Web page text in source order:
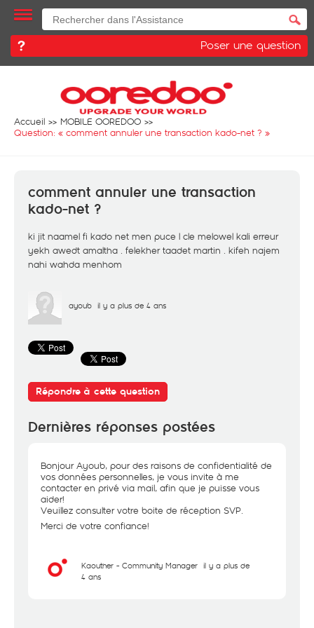
Poser une question
Accueil
MOBILE OOREDOO
Question: « comment annuler une transaction kado-net ? »
comment annuler une transaction
kado-net ?
ki jit naamel fi kado net men puce l cle melowel kali erreur
yekh awedt amaltha . felekher taadet martin . kifeh najem
nahi wahda menhom
ayoub il y a plus de 4 ans
Répondre à cette question
Dernières réponses postées
Bonjour Ayoub, pour des raisons de confidentialité de
vos données personnelles, je vous invite à me
contacter en privé via mail, afin que je puisse vous
aider!
Veuillez consulter votre boite de réception SVP.
Merci de votre confiance!
Kaouther - Community Manager il y a plus de
4 ans